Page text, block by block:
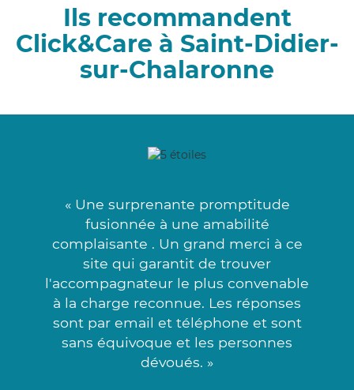
Ils recommandent
Click&Care à Saint-Didier-
sur-Chalaronne
« Une surprenante promptitude
fusionnée à une amabilité
complaisante . Un grand merci à ce
site qui garantit de trouver
l'accompagnateur le plus convenable
à la charge reconnue. Les réponses
sont par email et téléphone et sont
sans équivoque et les personnes
dévoués. »